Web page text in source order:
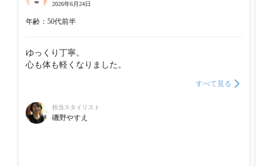
2026年6月24日
年齢：50代前半
ゆっくり丁寧。
心も体も軽くなりました。
すべて見る
担当スタイリスト
磯野やすえ